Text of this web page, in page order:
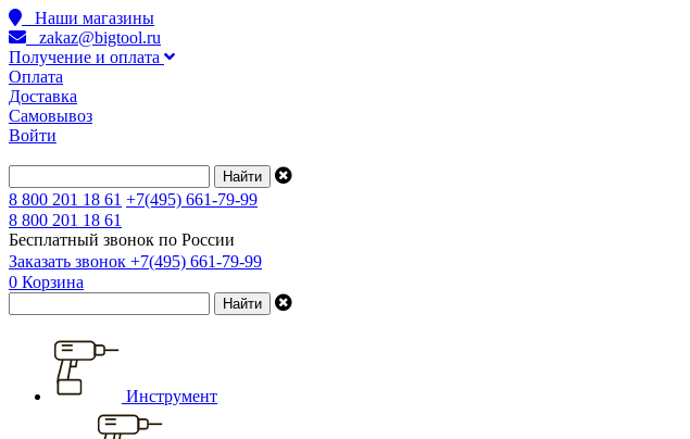
Наши магазины
zakaz@bigtool.ru
Получение и оплата
Оплата
Доставка
Самовывоз
Войти
8 800 201 18 61 +7(495) 661-79-99
8 800 201 18 61
Бесплатный звонок по России
Заказать звонок +7(495) 661-79-99
0 Корзина
Инструмент